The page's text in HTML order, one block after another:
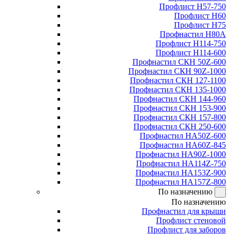
Профлист Н57-750
Профлист Н60
Профлист Н75
Профнастил Н80А
Профлист Н114-750
Профлист Н114-600
Профнастил СКН 50Z-600
Профнастил СКН 90Z-1000
Профнастил СКН 127-1100
Профнастил СКН 135-1000
Профнастил СКН 144-960
Профнастил СКН 153-900
Профнастил СКН 157-800
Профнастил СКН 250-600
Профнастил НА50Z-600
Профнастил НА60Z-845
Профнастил НА90Z-1000
Профнастил НА114Z-750
Профнастил НА153Z-900
Профнастил НА157Z-800
По назначению
По назначению
Профнастил для крыши
Профлист стеновой
Профлист для заборов